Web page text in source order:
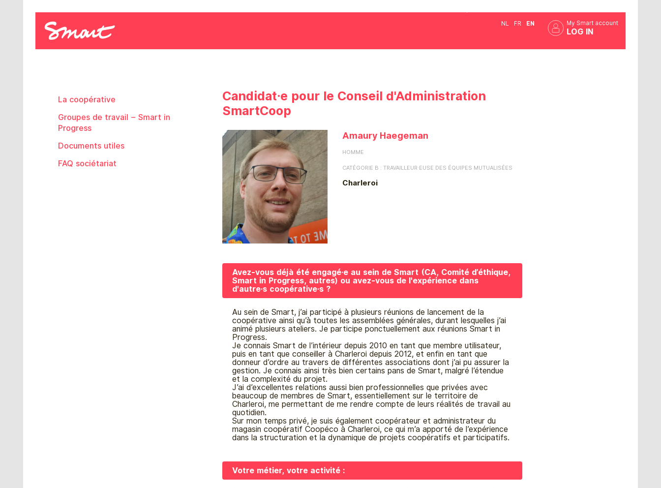
My Smart account
LOG IN
NL FR EN
La coopérative
Groupes de travail – Smart in
Progress
Documents utiles
FAQ sociétariat
Candidat·e pour le Conseil d'Administration
SmartCoop
Amaury Haegeman
HOMME
CATÉGORIE B : TRAVAILLEUR·EUSE DES ÉQUIPES MUTUALISÉES
Charleroi
Avez-vous déjà été engagé·e au sein de Smart (CA, Comité d’éthique,
Smart in Progress, autres) ou avez-vous de l'expérience dans
d'autre·s coopérative·s ?
Au sein de Smart, j’ai participé à plusieurs réunions de lancement de la
coopérative ainsi qu’à toutes les assemblées générales, durant lesquelles j’ai
animé plusieurs ateliers. Je participe ponctuellement aux réunions Smart in
Progress.
Je connais Smart de l’intérieur depuis 2010 en tant que membre utilisateur,
puis en tant que conseiller à Charleroi depuis 2012, et enfin en tant que
donneur d’ordre au travers de différentes associations dont j’ai pu assurer la
gestion. Je connais ainsi très bien certains pans de Smart, malgré l’étendue
et la complexité du projet.
J’ai d’excellentes relations aussi bien professionnelles que privées avec
beaucoup de membres de Smart, essentiellement sur le territoire de
Charleroi, me permettant de me rendre compte de leurs réalités de travail au
quotidien.
Sur mon temps privé, je suis également coopérateur et administrateur du
magasin coopératif Coopéco à Charleroi, ce qui m’a apporté de l’expérience
dans la structuration et la dynamique de projets coopératifs et participatifs.
Votre métier, votre activité :